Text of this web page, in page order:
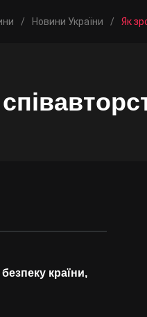
/ Новини України / Як
країни,